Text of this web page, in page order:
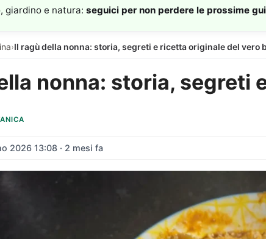
›Il ragù della nonna: storia, segreti e ricetta originale del vero
giardino e natura: seguici per non perdere le prossime
nonna: storia, segreti
2026 13:08 · 2 mesi fa